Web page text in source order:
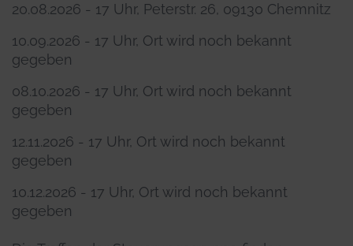
20.08.2026 - 17 Uhr, Peterstr. 26, 09130 Chemnitz
10.09.2026 - 17 Uhr, Ort wird noch bekannt
gegeben
08.10.2026 - 17 Uhr, Ort wird noch bekannt
gegeben
12.11.2026 - 17 Uhr, Ort wird noch bekannt
gegeben
10.12.2026 - 17 Uhr, Ort wird noch bekannt
gegeben